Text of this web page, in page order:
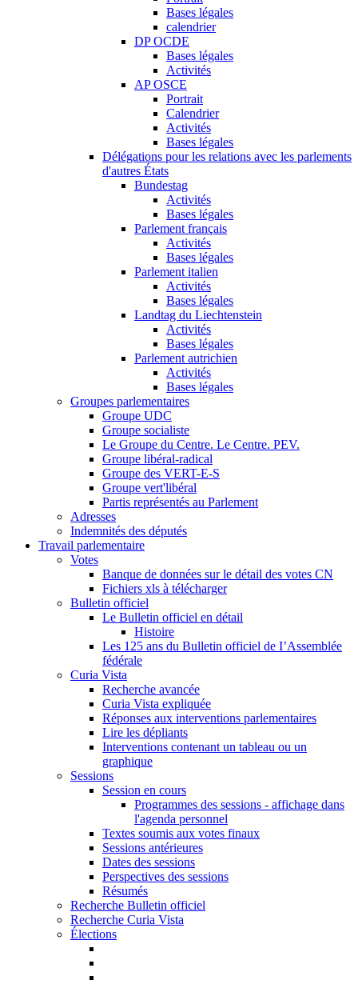
Bases légales
calendrier
DP OCDE
Bases légales
Activités
AP OSCE
Portrait
Calendrier
Activités
Bases légales
Délégations pour les relations avec les parlements
d'autres États
Bundestag
Activités
Bases légales
Parlement français
Activités
Bases légales
Parlement italien
Activités
Bases légales
Landtag du Liechtenstein
Activités
Bases légales
Parlement autrichien
Activités
Bases légales
Groupes parlementaires
Groupe UDC
Groupe socialiste
Le Groupe du Centre. Le Centre. PEV.
Groupe libéral-radical
Groupe des VERT-E-S
Groupe vert'libéral
Partis représentés au Parlement
Adresses
Indemnités des députés
Travail parlementaire
Votes
Banque de données sur le détail des votes CN
Fichiers xls à télécharger
Bulletin officiel
Le Bulletin officiel en détail
Histoire
Les 125 ans du Bulletin officiel de I’Assemblée
fédérale
Curia Vista
Recherche avancée
Curia Vista expliquée
Réponses aux interventions parlementaires
Lire les dépliants
Interventions contenant un tableau ou un
graphique
Sessions
Session en cours
Programmes des sessions - affichage dans
l'agenda personnel
Textes soumis aux votes finaux
Sessions antérieures
Dates des sessions
Perspectives des sessions
Résumés
Recherche Bulletin officiel
Recherche Curia Vista
Élections